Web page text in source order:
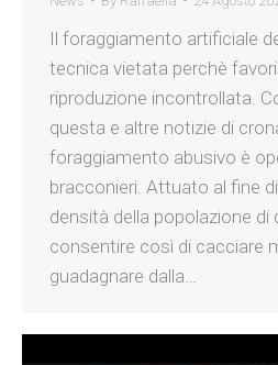
Il foraggiamento artificiale
tecnica vietata perchè
riproduzione incontrollata.
questa e altre notizie di
foraggiamento abusivo è
bracconieri. Attuato al fine
densità della popolazione di
consentire così di cacciare
guadagnare dalla…